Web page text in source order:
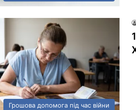
Грошова допомога під час війни